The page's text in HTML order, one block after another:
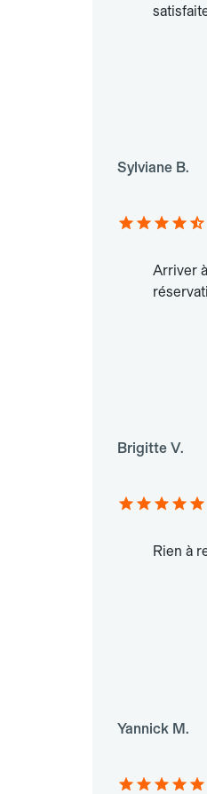
Sylviane B.
Arriver
Brigitte V.
Rien à
Yannick M.